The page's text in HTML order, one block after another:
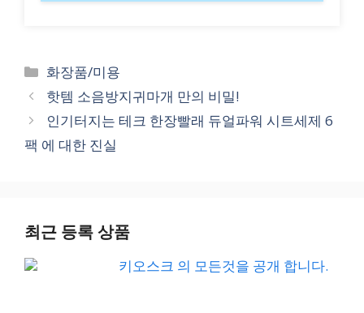
Categories
화장품/미용
핫템 소음방지귀마개 만의 비밀!
인기터지는 테크 한장빨래 듀얼파워 시트세제 6
팩 에 대한 진실
최근 등록 상품
키오스크 의 모든것을 공개 합니다.